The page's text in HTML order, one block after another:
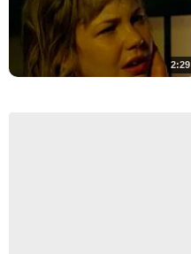
2:29